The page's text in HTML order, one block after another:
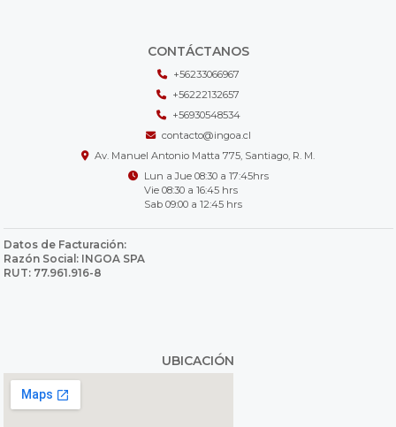
CONTÁCTANOS
+56233066967
+56222132657
+56930548534
contacto@ingoa.cl
Av. Manuel Antonio Matta 775, Santiago, R. M.
Lun a Jue 08:30 a 17:45hrs
Vie 08:30 a 16:45 hrs
Sab 09:00 a 12:45 hrs
Datos de Facturación:
Razón Social: INGOA SPA
RUT: 77.961.916-8
UBICACIÓN